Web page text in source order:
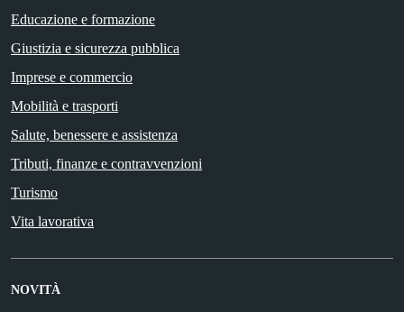
Educazione e formazione
Giustizia e sicurezza pubblica
Imprese e commercio
Mobilità e trasporti
Salute, benessere e assistenza
Tributi, finanze e contravvenzioni
Turismo
Vita lavorativa
NOVITÀ